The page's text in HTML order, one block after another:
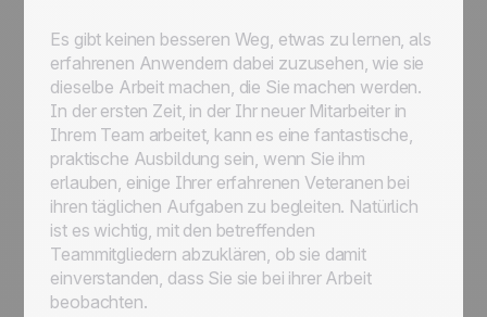
Es gibt keinen besseren Weg, etwas zu lernen, als
erfahrenen Anwendern dabei zuzusehen, wie sie
dieselbe Arbeit machen, die Sie machen werden.
In der ersten Zeit, in der Ihr neuer Mitarbeiter in
Ihrem Team arbeitet, kann es eine fantastische,
praktische Ausbildung sein, wenn Sie ihm
erlauben, einige Ihrer erfahrenen Veteranen bei
ihren täglichen Aufgaben zu begleiten. Natürlich
ist es wichtig, mit den betreffenden
Teammitgliedern abzuklären, ob sie damit
einverstanden, dass Sie sie bei ihrer Arbeit
beobachten.